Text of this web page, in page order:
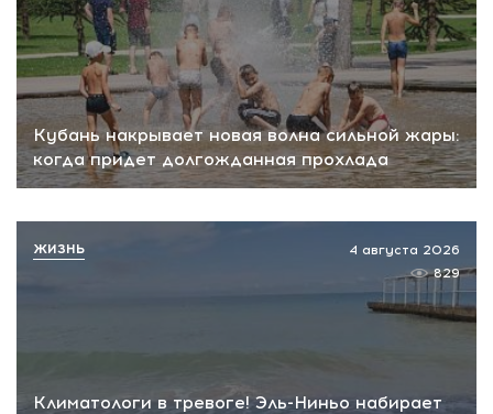
Кубань накрывает новая волна сильной жары:
когда придет долгожданная прохлада
Климатологи в тревоге! Эль-Ниньо набирает
4 августа 2026
829
ЖИЗНЬ